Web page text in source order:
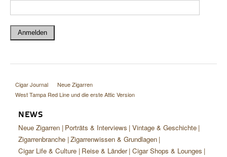
Cigar Journal
Neue Zigarren
West Tampa Red Line und die erste Attic Version
NEWS
Neue Zigarren Porträts & Interviews Vintage & Geschichte
Zigarrenbranche Zigarrenwissen & Grundlagen
Cigar Life & Culture Reise & Länder Cigar Shops & Lounges